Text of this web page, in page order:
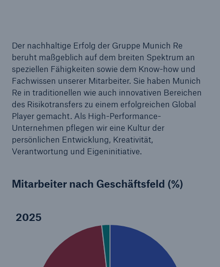
Der nachhaltige Erfolg der Gruppe Munich Re
beruht maßgeblich auf dem breiten Spektrum an
speziellen Fähigkeiten sowie dem Know-how und
Fachwissen unserer Mitarbeiter. Sie haben Munich
Re in traditionellen wie auch innovativen Bereichen
des Risikotransfers zu einem erfolgreichen Global
Player gemacht. Als High-Performance-
Unternehmen pflegen wir eine Kultur der
persönlichen Entwicklung, Kreativität,
Verantwortung und Eigeninitiative.
Mitarbeiter nach Geschäftsfeld (%)
2025